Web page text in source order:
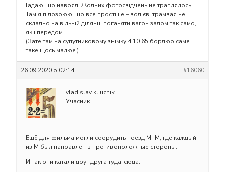
Гадаю, що навряд. Жодних фотосвідчень не траплялось.
Там я підозрюю, що все простіше – водієві трамвая не
складно на вільній ділянці поганяти вагон задом так само,
як і передом.
(Зате там на супутниковому знімку 4.10.65 бордюр саме
таке щось малює.)
26.09.2020 о 02:14 #16060
vladislav kliuchik
Учасник
Ещё для фильма могли соорудить поезд М+М, где каждый
из М был направлен в противоположные стороны.
И так они катали друг друга туда-сюда.